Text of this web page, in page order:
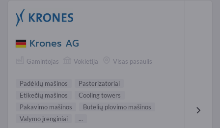
Krones AG
Gamintojas Vokietija Visas pasaulis
Padėklų mašinos
Pasterizatoriai
Etikečių mašinos
Cooling towers
Pakavimo mašinos
Butelių plovimo mašinos
Valymo įrenginiai
...